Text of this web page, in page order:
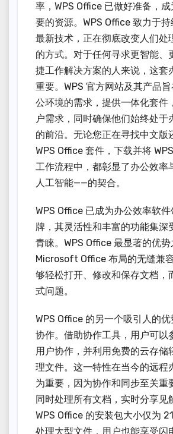
率，WPS Office 已做好准备，
要的资源。WPS Office 致力于
最新技术，正在彻底改变人们处
的方式。对于任何寻求更智能、
捷工作解决方案的人来说，这套
重要。WPS 官方网站及其产品
公环境的需求，提供一体化套件
户需求，同时确保他们始终处于
的前沿。无论您正在寻找中文版
WPS Office 套件，下载并将
工作流程中，都彰显了办公效
人工智能——的契合。
WPS Office 已成为办公效率软
牌，其灵活性和丰富的功能集深
青睐。WPS Office 最显著的优
Microsoft Office 布局的无缝兼
够轻松打开、修改和保存文档，
式问题。
WPS Office 的另一个吸引人的
协作。借助协作工具，用户可以
用户协作，并利用免费的云存储
理文件。这一特性在当今的远程
为重要，因为协作和同步至关重
同时处理所有文档，实时分享见
WPS Office 的安装包大小仅为
处理大型文件，用户也能享受闪